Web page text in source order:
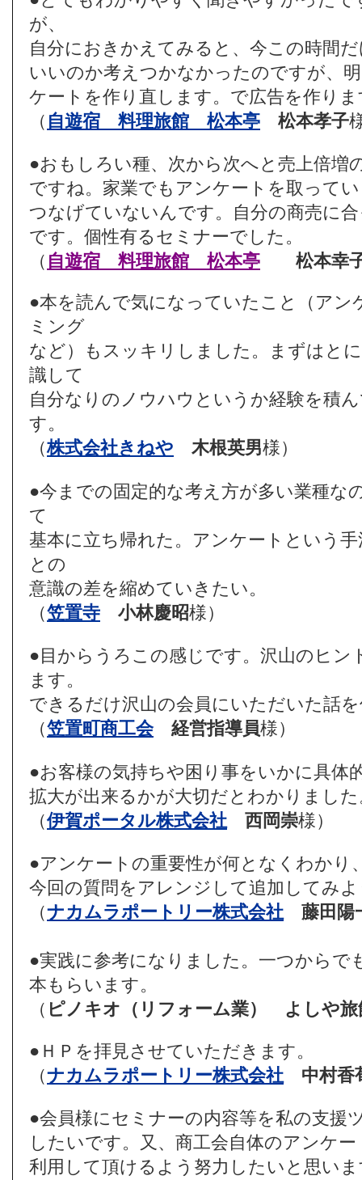
が、
自分におきかえてみると、今この時間
いいのか考えつかなかったのですが、
ケートを作り直します。で広告を作りま
（ 自遊宿 料理旅館 松本亭 松本孝子
●おもしろい種、次から次へと売上倍増
ですね。家業でもアンケートを取って
つなげていないんです。自分の商売に
です。個性有るセミナーでした。
（ 自遊宿 料理旅館 松本亭 松本幸
●本を読んで気になっていたこと（アン
ミング
など）もスッキリしました。まずはと
識して
自分なりのノウハウというか経験を積
す。
（株式会社きねや 木根英男様）
●今までの固定的な考え方が多い業種な
て
基本に立ち帰れた。アンケートという
との
意識の差を縮めていきたい。
（笠置寺 小林慶昭様）
●目からうろこの感じです。沢山のヒン
ます。
できるだけ沢山の会員にいただいた話
（笠置町商工会 経営指導員様）
●お客様の気持ちや困り事をいかに具体
拡大が出来るかが大切だとわかりました
（伊賀ポータル株式会社 西岡崇様）
●アンケートの重要性が何となくわかり
今回の質問をアレンジして追加してみ
（ナカムラポートリー株式会社 藤田陽
●実践に参考になりました。一つからで
本もらいます。
（ ピノキオ（リフォーム業） よしや旅
●ＨＰを拝見させていただきます。
（ナカムラポートリー株式会社 中村香
●会員様にセミナーの内容等を私の支援
したいです。又、商工会自体のアンケ
利用して頂けるよう努力したいと思い